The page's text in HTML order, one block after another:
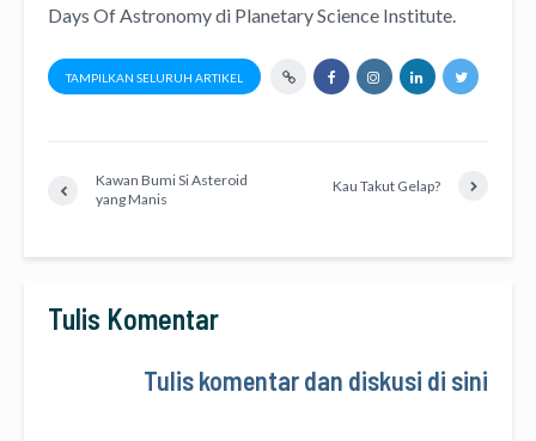
Days Of Astronomydi Planetary Science Institute.
TAMPILKAN SELURUH ARTIKEL
Kawan Bumi Si Asteroid
yang Manis
Kau Takut Gelap?
Tulis Komentar
Tulis komentar dan diskusi di sini